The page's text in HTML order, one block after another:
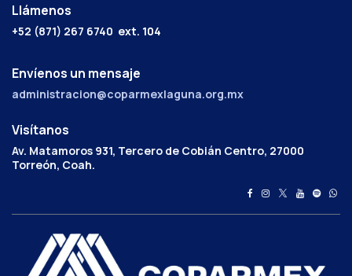
Llámenos
+52 (871) 267 6740 ext. 104
Envíenos un mensaje
administracion@coparmexlaguna.org.mx
Visítanos
Av. Matamoros 931, Tercero de Cobián Centro, 27000
Torreón, Coah.